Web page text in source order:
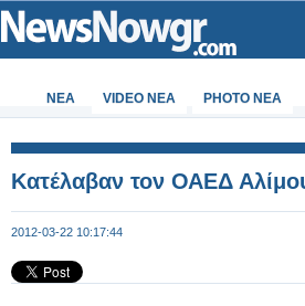
ΝΕΑ VIDEO NEA PHOTO NEA
Κατέλαβαν τον ΟΑΕΔ
2012-03-22 10:17:44